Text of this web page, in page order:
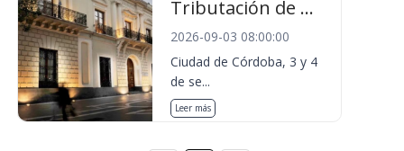
Tributación de ...
2026-09-03 08:00:00
Ciudad de Córdoba, 3 y 4
de se...
Leer más